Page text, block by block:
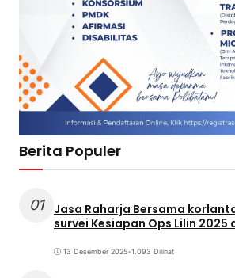
Berita Populer
01
Jasa Raharja Bersama
survei Kesiapan Ops Lilin 2025
13 Desember 2025•1.093 Dilihat